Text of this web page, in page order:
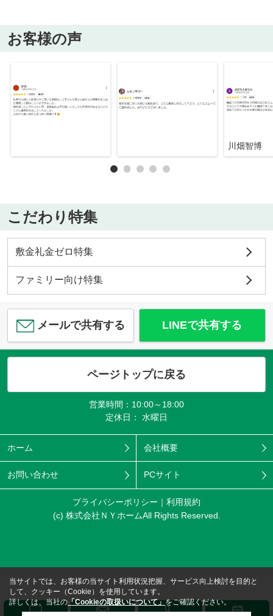
お客様の声
川畑智博
こだわり特集
敷金礼金ゼロ特集
ファミリー向け特集
メールで共有する LINEで共有する
ページトップに戻る
営業時間：10:00～18:00
定休日： 水曜日
ホーム 会社概要
お問い合わせ PCサイト
プライバシーポリシー
利用規約
(c) 株式会社ＮＹホームAll Rights Reserved.
当サイトでは、お客様の当サイト利用状況把握、サービス向上検討を目的と
して、クッキー（Cookie）を使用しています。
詳しくは、当社の 「Cookieの取扱いについて」をご確認ください。